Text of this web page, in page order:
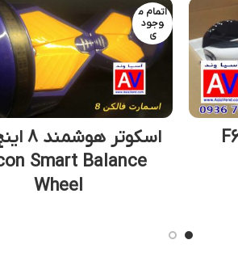
اتمام م
وجود
ی
اسکوتر
Smart Balance
Wheel